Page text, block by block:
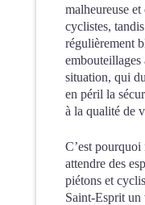
malheureuse et
cyclistes,
régulièrement
embouteillages
situation, qui
en péril la
à la qualité de
C’est pourquoi
attendre des
piétons et
Saint-Esprit un